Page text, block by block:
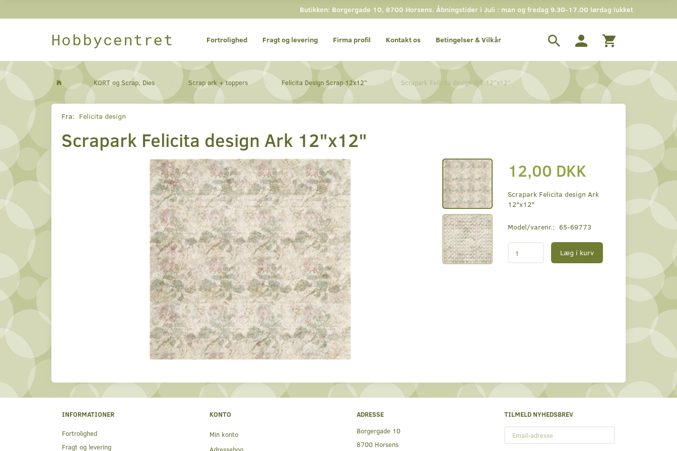
Butikken: Borgergade 10, 8700 Horsens. Åbningstider i Juli : man og fredag 9.30-17.00 lørdag lukket
Hobbycentret Fortrolighed Fragt og levering Firma profil Kontakt os Betingelser & Vilkår
KORT og Scrap, Dies Scrap ark + toppers Felicita Design Scrap 12x12" Scrapark Felicita design Ark 12"x12"
Fra: Felicita design
Scrapark Felicita design Ark 12"x12"
12,00 DKK
Scrapark Felicita design Ark
12"x12"
Model/varenr.: 65-69773
Læg i kurv
INFORMATIONER
Fortrolighed
Fragt og levering
KONTO
Min konto
Adressebog
ADRESSE
Borgergade 10
8700 Horsens
TILMELD NYHEDSBREV
adresse